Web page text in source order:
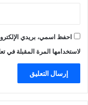
احفظ اسمي، بريدي
لاستخدامها المرة المقبلة في